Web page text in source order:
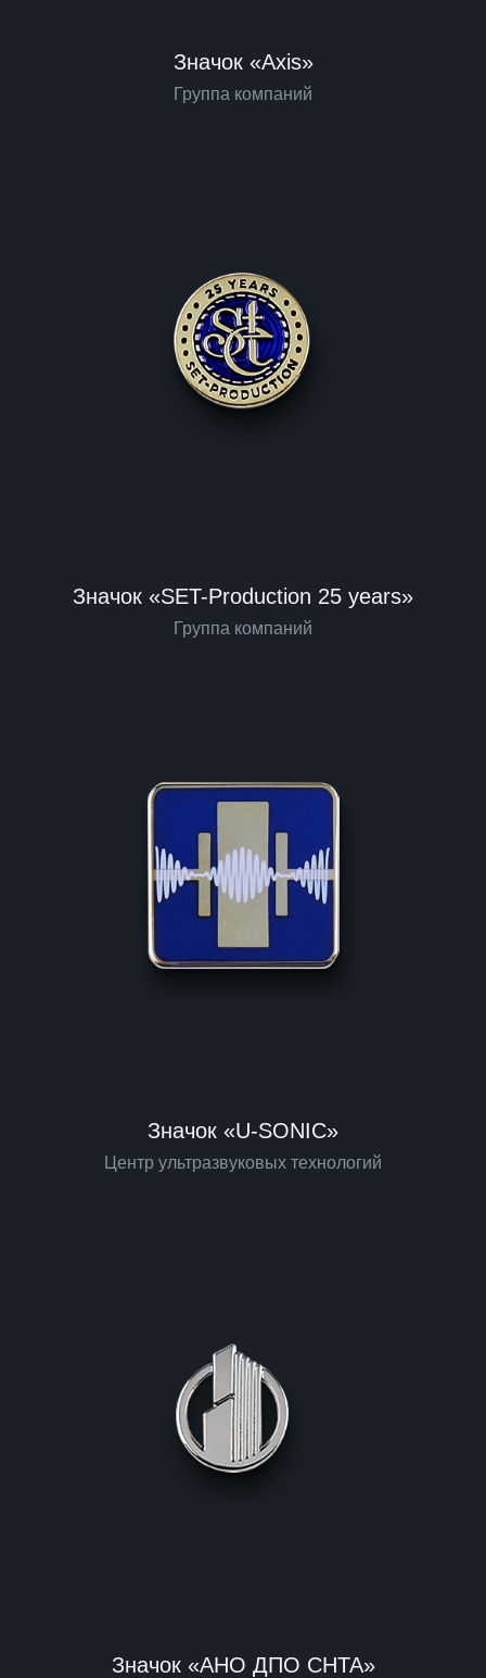
Значок «Axis»
Группа компаний
Значок «SET-Production 25 years»
Группа компаний
Значок «U-SONIC»
Центр ультразвуковых технологий
Значок «АНО ДПО СНТА»